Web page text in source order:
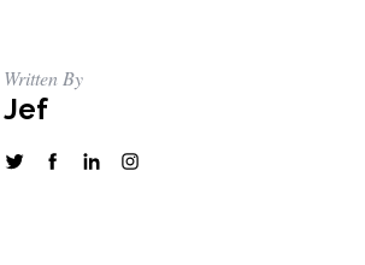
Written By
Jef